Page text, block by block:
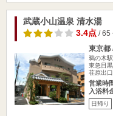
武蔵小山温泉 清水湯
3.4点/ 65
東京都
鵜の木
東急目
荏原出
営業時
入浴料
日帰り